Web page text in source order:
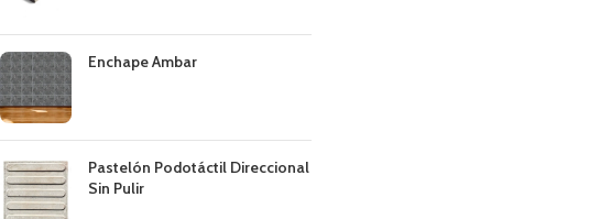
Enchape Ambar
Pastelón Podotáctil Direccional
Sin Pulir